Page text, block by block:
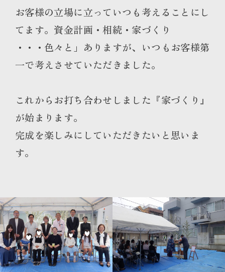
お客様の立場に立っていつも考えることにし
てます。資金計画・相続・家づくり
・・・色々と」ありますが、いつもお客様第
一で考えさせていただきました。
これからお打ち合わせしました『家づくり』
が始まります。
完成を楽しみにしていただきたいと思いま
す。